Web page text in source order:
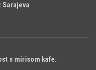
Sarajeva
s mirisom kafe.